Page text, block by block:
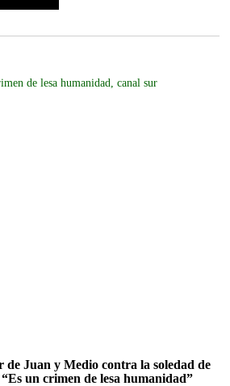
de Juan y Medio contra la soledad de
un crimen de lesa humanidad”